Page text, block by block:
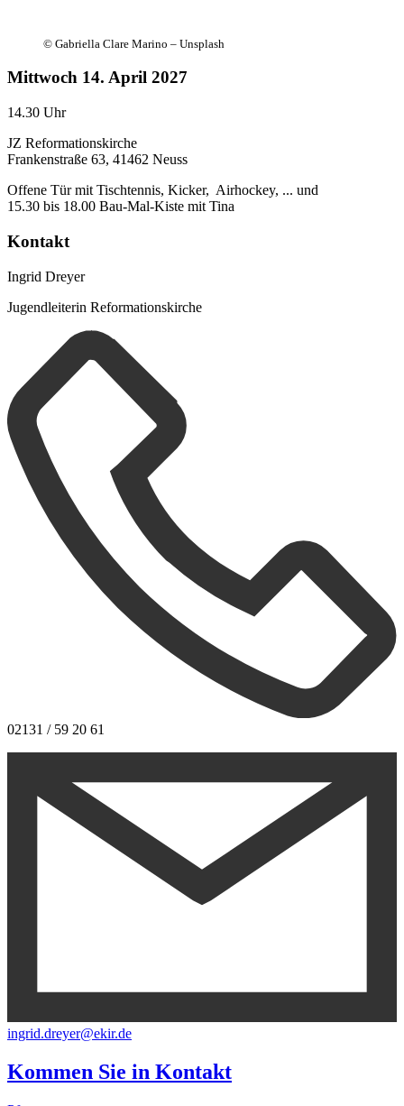
© Gabriella Clare Marino – Unsplash
Mittwoch 14. April 2027
14.30 Uhr
JZ Reformationskirche
Frankenstraße 63, 41462 Neuss
Offene Tür mit Tischtennis, Kicker, Airhockey, ... und
15.30 bis 18.00 Bau-Mal-Kiste mit Tina
Kontakt
Ingrid Dreyer
Jugendleiterin Reformationskirche
02131 / 59 20 61
ingrid.dreyer@ekir.de
Kommen Sie in Kontakt